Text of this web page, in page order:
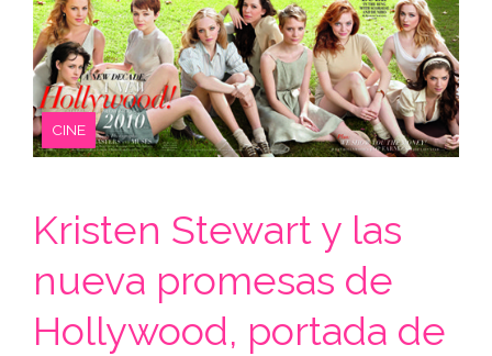
CINE
Kristen Stewart y las
nueva promesas de
Hollywood, portada de